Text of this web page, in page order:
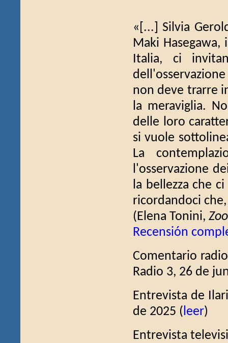
«[...] Silvia
Maki
Italia, ci
non deve trarre
la meraviglia.
delle loro
si vuole
La
l'osservazione
la bellezza che
ricordandoci
(Elena Tonini,
Recensión
Comentario
Radio 3, 26 de
Entrevista de
de 2025 (leer)
Entrevista